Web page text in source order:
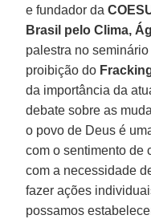
e fundador da
Brasil pelo Clima,
palestra no
proibição do
da importância da
debate sobre as
o povo de Deus é
com o sentimento de
com a necessidade
fazer ações
possamos